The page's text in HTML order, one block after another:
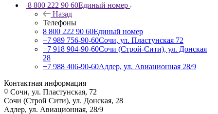
8 800 222 90 60Единый номер
Назад
Телефоны
8 800 222 90 60Единый номер
+7 989 756-90-60Сочи, ул. Пластунская 72
+7 918 904-90-60Сочи (Строй-Сити), ул. Донская
28
+7 988 406-90-60Адлер, ул. Авиационная 28/9
Контактная информация
Сочи, ул. Пластунская, 72
Сочи (Строй Сити), ул. Донская, 28
Адлер, ул. Авиационная, 28/9